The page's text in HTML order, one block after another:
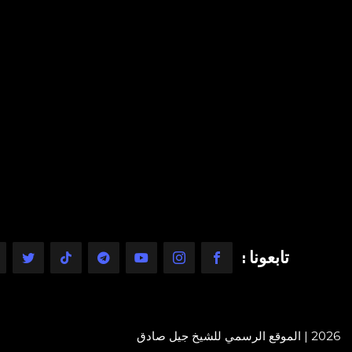
تابعونا :
2026 | الموقع الرسمي للشيخ جيل صادق